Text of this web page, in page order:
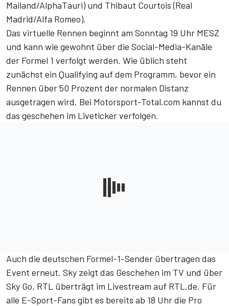
Mailand/AlphaTauri) und Thibaut Courtois (Real
Madrid/Alfa Romeo).
Das virtuelle Rennen beginnt am Sonntag 19 Uhr MESZ
und kann wie gewohnt über die Social-Media-Kanäle
der Formel 1 verfolgt werden. Wie üblich steht
zunächst ein Qualifying auf dem Programm, bevor ein
Rennen über 50 Prozent der normalen Distanz
ausgetragen wird. Bei Motorsport-Total.com kannst du
das geschehen im Liveticker verfolgen.
Auch die deutschen Formel-1-Sender übertragen das
Event erneut. Sky zeigt das Geschehen im TV und über
Sky Go, RTL überträgt im Livestream auf RTL.de. Für
alle E-Sport-Fans gibt es bereits ab 18 Uhr die Pro